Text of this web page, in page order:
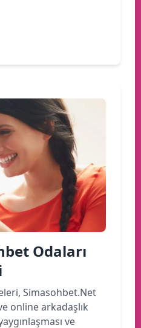
Odaları
Simasohbet.Net
online arkadaşlık
ve